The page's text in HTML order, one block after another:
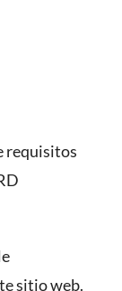
requisitos
sitio web.